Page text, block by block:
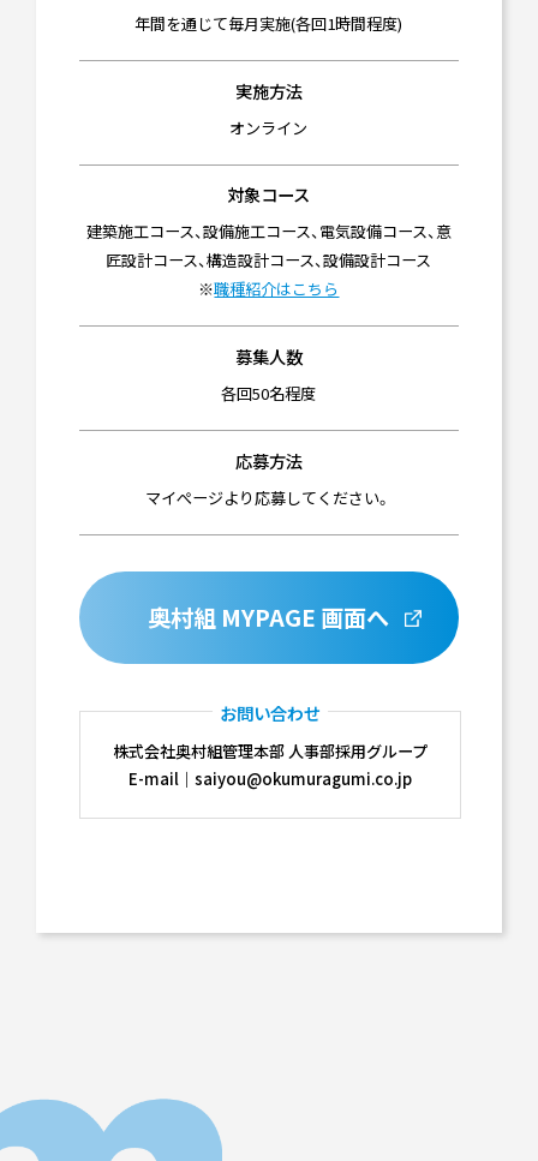
年間を通じて毎月実施(各回1時間程度)
実施方法
オンライン
対象コース
建築施工コース、設備施工コース、電気設備コース、意
匠設計コース、構造設計コース、設備設計コース
※職種紹介はこちら
募集人数
各回50名程度
応募方法
マイぺージより応募してください。
奥村組 MYPAGE 画面へ
お問い合わせ
株式会社奥村組管理本部 人事部採用グループ
E-mail｜saiyou@okumuragumi.co.jp